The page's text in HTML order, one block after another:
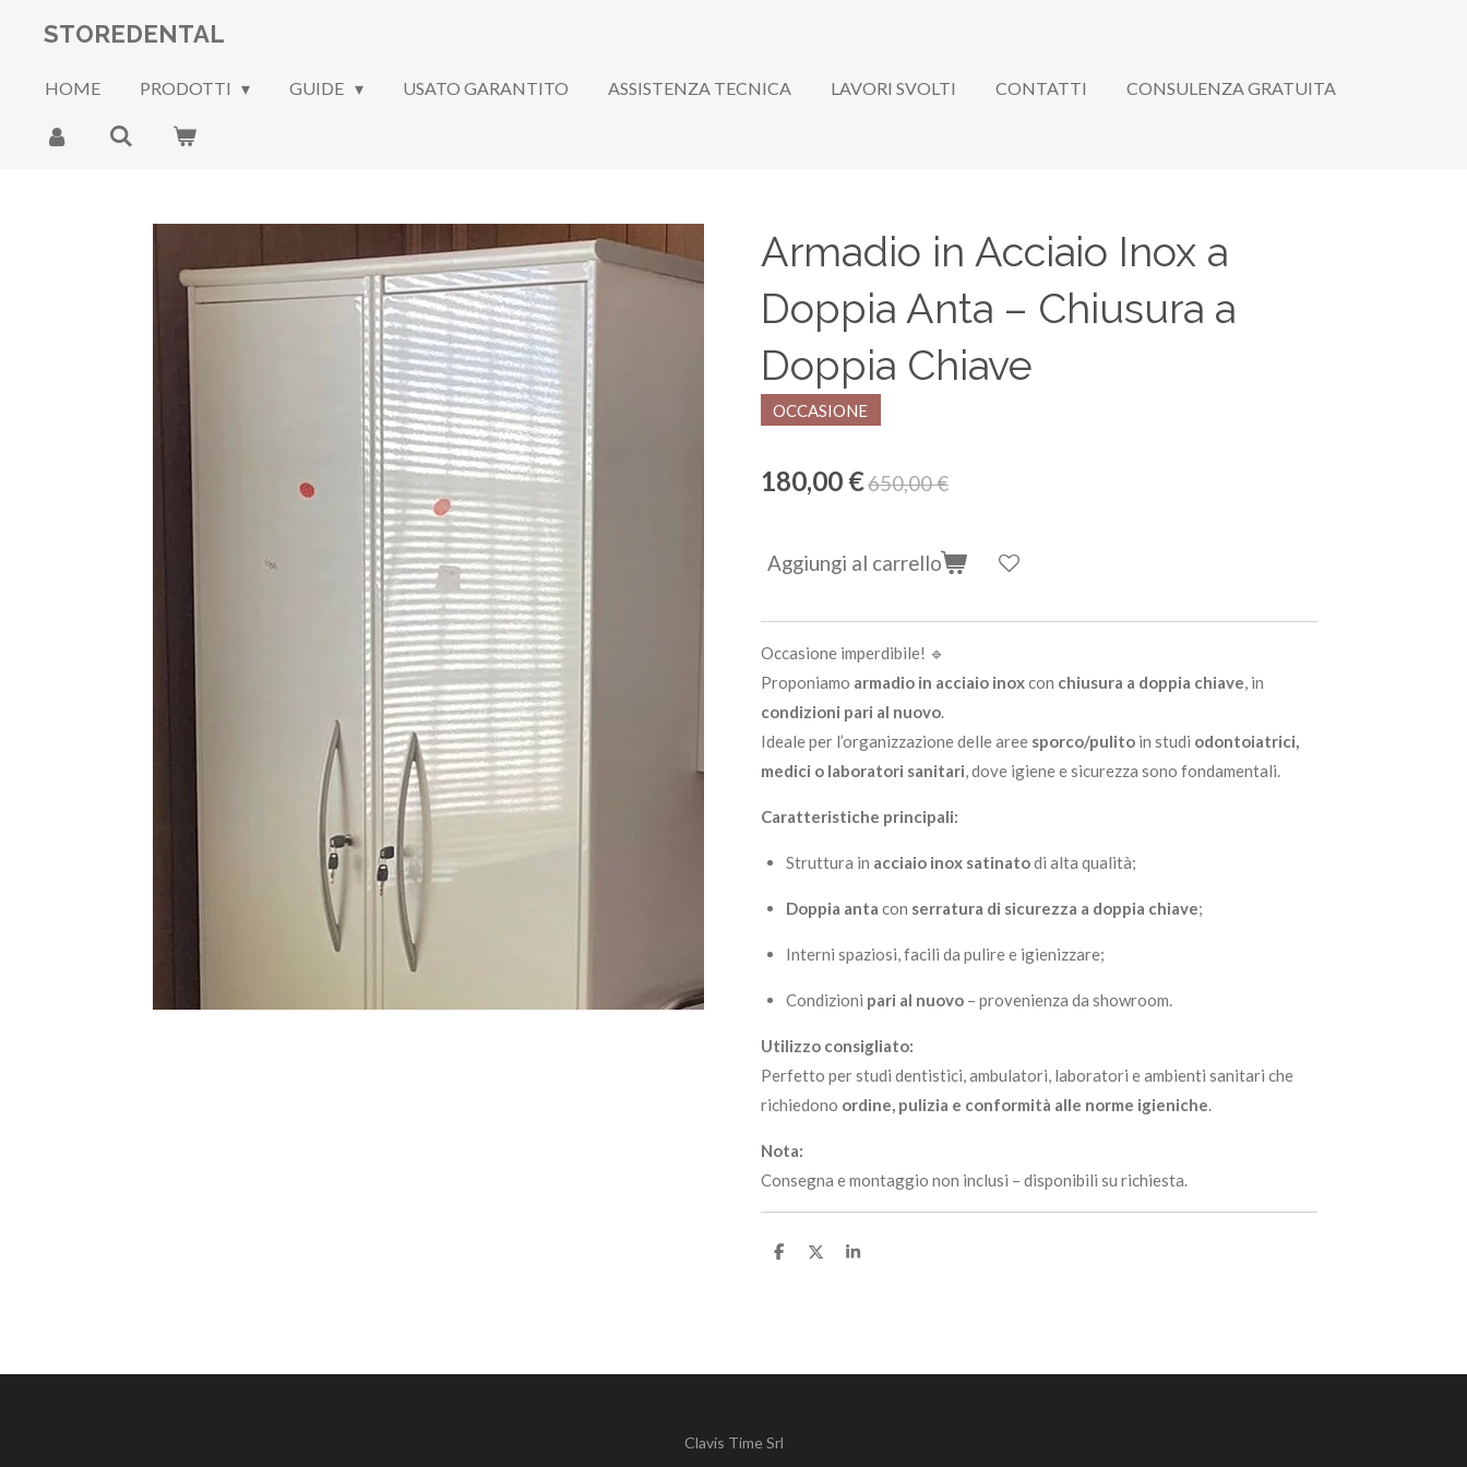
contenuto
STOREDENTAL
HOME PRODOTTI GUIDE USATO GARANTITO ASSISTENZA TECNICA LAVORI SVOLTI CONTATTI CONSULENZA GRATUITA
Armadio in Acciaio Inox a
Doppia Anta – Chiusura a
Doppia Chiave
OCCASIONE
180,00 €650,00 €
Aggiungi al carrello
Occasione imperdibile! 🔹
Proponiamo armadio in acciaio inoxcon chiusura a doppia chiave, in
condizioni pari al nuovo.
Ideale per l’organizzazione delle aree sporco/pulito in studi odontoiatrici,
medici o laboratori sanitari, dove igiene e sicurezza sono fondamentali.
Caratteristiche principali:
Struttura in acciaio inox satinatodi alta qualità;
Doppia anta con serratura di sicurezza a doppia chiave;
Interni spaziosi, facili da pulire e igienizzare;
Condizioni pari al nuovo– provenienza da showroom.
Utilizzo consigliato:
Perfetto per studi dentistici, ambulatori, laboratori e ambienti sanitari che
richiedono ordine, pulizia e conformità alle norme igieniche.
Nota:
Consegna e montaggio non inclusi – disponibili su richiesta.
C
d
C
d
C
d
Clavis Time Srl